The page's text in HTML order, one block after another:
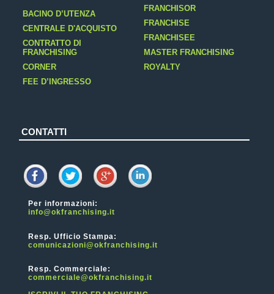
BACINO D’UTENZA
CENTRALE D'ACQUISTO
CONTRATTO DI
FRANCHISING
CORNER
FEE D’INGRESSO
FRANCHISOR
FRANCHISE
FRANCHISEE
MASTER FRANCHISING
ROYALTY
CONTATTI
Per informazioni:
info@okfranchising.it
Resp. Ufficio Stampa:
comunicazioni@okfranchising.it
Resp. Commerciale:
commerciale@okfranchising.it